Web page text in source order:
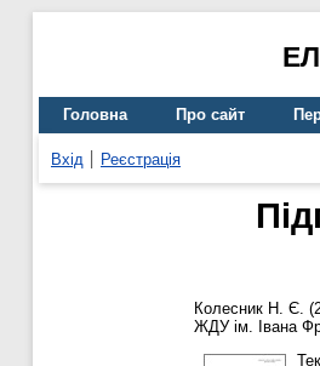
Головна Про сайт
Вхід Реєстрація
Колесник Н. Є.
ЖДУ ім. Івана